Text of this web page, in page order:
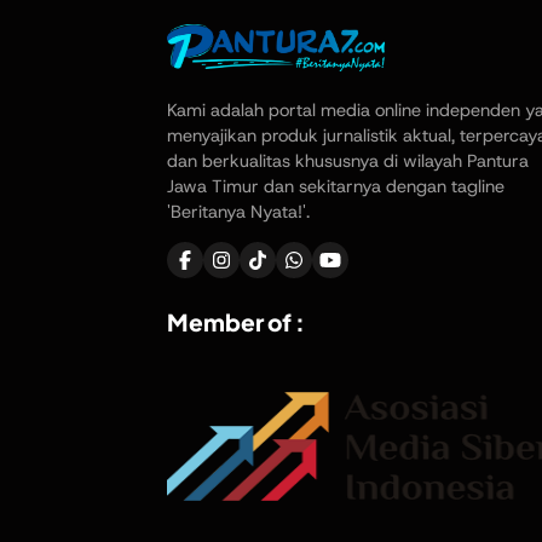
Kami adalah portal media online independen
menyajikan produk jurnalistik aktual,
dan berkualitas khususnya di wilayah Pantura
Jawa Timur dan sekitarnya dengan tagline
'Beritanya Nyata!'.
Member of :